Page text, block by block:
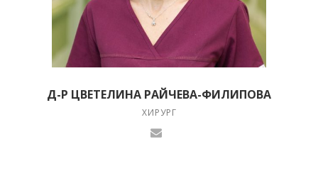
Д-Р ЦВЕТЕЛИНА РАЙЧЕВА-ФИЛИПОВА
ХИРУРГ